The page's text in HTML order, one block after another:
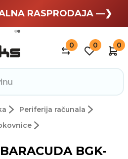
odmor —❯
RASPRODAJA —❯
0 0 0
Periferija računala
BGK-